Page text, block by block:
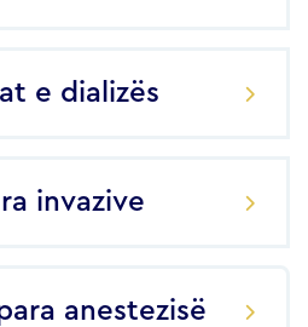
e dializës
invazive
anestezisë